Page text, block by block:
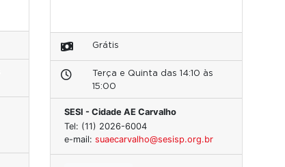
Grátis
Terça e Quinta das 14:10 às
15:00
SESI - Cidade AE Carvalho
Tel: (11) 2026-6004
e-mail: suaecarvalho@sesisp.org.br